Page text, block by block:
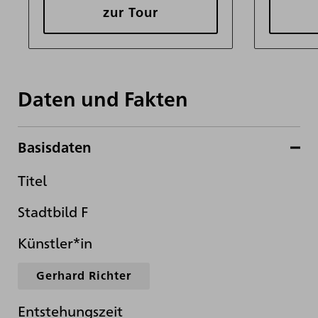
zur Tour
Daten und Fakten
Basisdaten
Titel
Stadtbild F
Künstler*in
Gerhard Richter
Entstehungszeit